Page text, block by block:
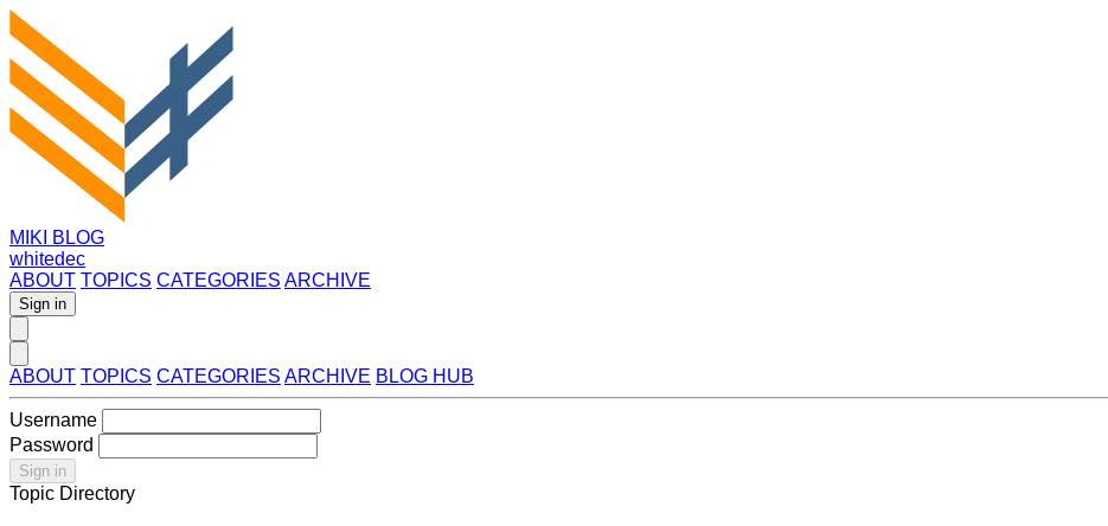
MIKI BLOG
whitedec
ABOUT TOPICS CATEGORIES ARCHIVE
Sign in
ABOUT TOPICS CATEGORIES ARCHIVE BLOG HUB
Username
Password
Sign in
Topic Directory